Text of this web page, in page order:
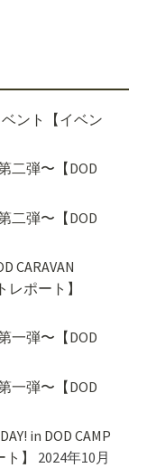
ベント【イベン
二弾〜【DOD
二弾〜【DOD
CARAVAN
ポート】
一弾〜【DOD
一弾〜【DOD
in DOD CAMP
】
2024年10月